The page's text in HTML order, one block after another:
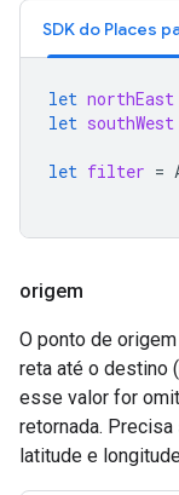
let northEast
let southWest
let filter =
origem
O ponto de
reta até o destino
esse valor for
retornada.
latitude e